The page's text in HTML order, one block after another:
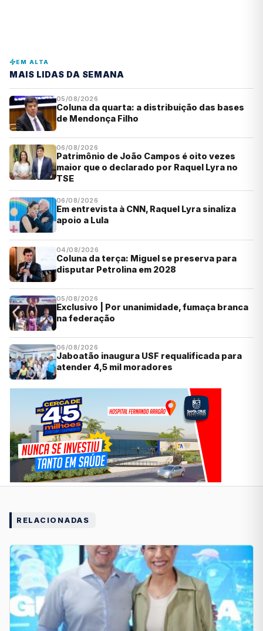
EM ALTA
MAIS LIDAS DA SEMANA
05/08/2026
Coluna da quarta: a distribuição das bases
de Mendonça Filho
06/08/2026
Patrimônio de João Campos é oito vezes
maior que o declarado por Raquel Lyra no
TSE
06/08/2026
Em entrevista à CNN, Raquel Lyra sinaliza
apoio a Lula
04/08/2026
Coluna da terça: Miguel se preserva para
disputar Petrolina em 2028
05/08/2026
Exclusivo | Por unanimidade, fumaça branca
na federação
06/08/2026
Jaboatão inaugura USF requalificada para
atender 4,5 mil moradores
RELACIONADAS